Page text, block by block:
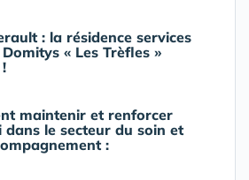
: la résidence services
« Les Trèfles »
maintenir et renforcer
dans le secteur du soin et
: